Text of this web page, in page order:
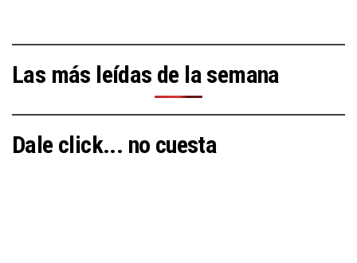
Las más leídas de la semana
Dale click... no cuesta